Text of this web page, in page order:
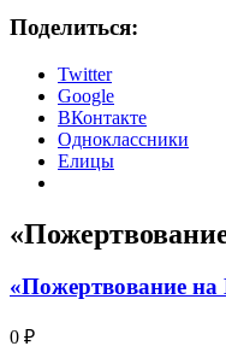
Поделиться:
Twitter
Google
ВКонтакте
Одноклассники
Елицы
«Пожертвование на
0 ₽